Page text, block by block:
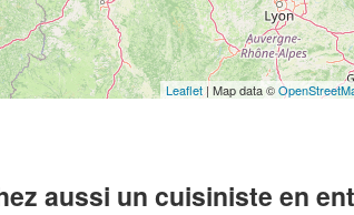
Leaflet| Map data ©
aussi un cuisiniste en